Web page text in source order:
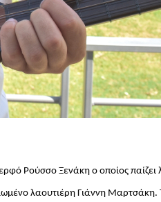
Ρούσσο Ξενάκη ο οποίος παίζει
λαουτιέρη Γιάννη Μαρτσάκη.